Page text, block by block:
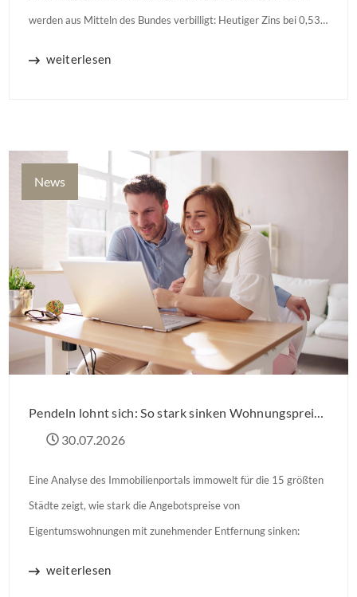
werden aus Mitteln des Bundes verbilligt: Heutiger Zins bei 0,53
weiterlesen
News
Pendeln lohnt sich: So stark sinken Wohnungspreise im Umland
30.07.2026
Eine Analyse des Immobilienportals immowelt für die 15 größten
Städte zeigt, wie stark die Angebotspreise von
Eigentumswohnungen mit zunehmender Entfernung sinken:
weiterlesen